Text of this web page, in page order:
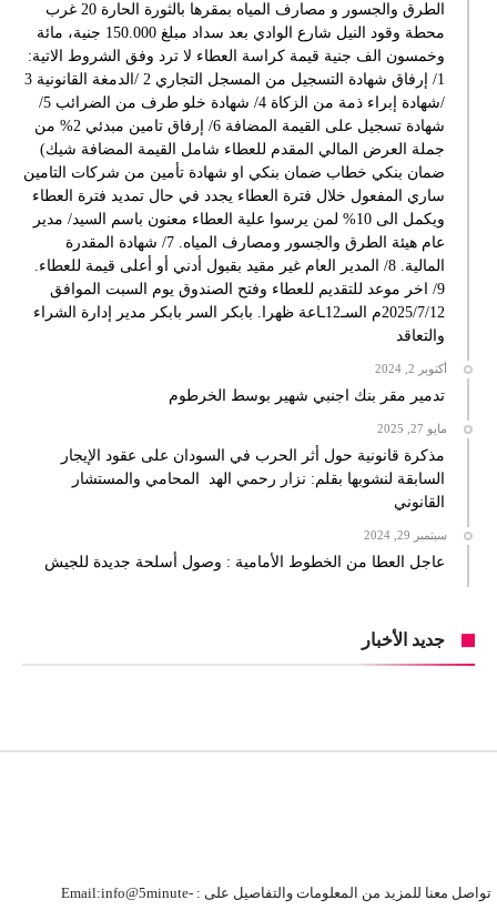
الطرق والجسور و مصارف المياه بمقرها بالثورة الحارة 20 غرب
محطة وقود النيل شارع الوادي بعد سداد مبلغ 150.000 جنية، مائة
وخمسون الف جنية قيمة كراسة العطاء لا ترد وفق الشروط الاتية:
1/ إرفاق شهادة التسجيل من المسجل التجاري 2 /الدمغة القانونية 3
/شهادة إبراء ذمة من الزكاة 4/ شهادة خلو طرف من الضرائب 5/
شهادة تسجيل على القيمة المضافة 6/ إرفاق تامين مبدئي 2% من
جملة العرض المالي المقدم للعطاء شامل القيمة المضافة شيك)
ضمان بنكي خطاب ضمان بنكي او شهادة تأمين من شركات التامين
ساري المفعول خلال فترة العطاء يجدد في حال تمديد فترة العطاء
ويكمل الى 10% لمن يرسوا علية العطاء معنون باسم السيد/ مدير
عام هيئة الطرق والجسور ومصارف المياه. 7/ شهادة المقدرة
المالية. 8/ المدير العام غير مقيد بقبول أدني أو أعلى قيمة للعطاء.
9/ اخر موعد للتقديم للعطاء وفتح الصندوق يوم السبت الموافق
2025/7/12م السـ12ـاعة ظهرا. بابكر السر بابكر مدير إدارة الشراء
والتعاقد
أكتوبر 2, 2024
تدمير مقر بنك اجنبي شهير بوسط الخرطوم
مايو 27, 2025
مذكرة قانونية حول أثر الحرب في السودان على عقود الإيجار
السابقة لنشوبها بقلم: نزار رحمي الهد المحامي والمستشار
القانوني
سبتمبر 29, 2024
عاجل العطا من الخطوط الأمامية : وصول أسلحة جديدة للجيش
جديد الأخبار
تواصل معنا للمزيد من المعلومات والتفاصيل على : Email:info@5minute-